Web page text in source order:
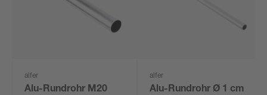
alfer
Alu-Rundrohr M20
alfer
Alu-Rundrohr Ø 1 cm